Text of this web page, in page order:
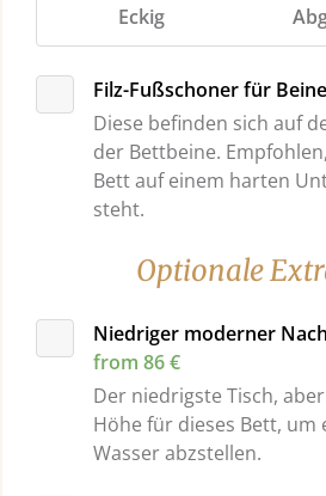
Eckig
Filz-Fußschoner für
Diese befinden sich auf
der Bettbeine.
Bett auf einem harten
steht.
Optionale
Niedriger moderner
from 86 €
Der niedrigste Tisch,
Höhe für dieses Bett, um
Wasser abzstellen.